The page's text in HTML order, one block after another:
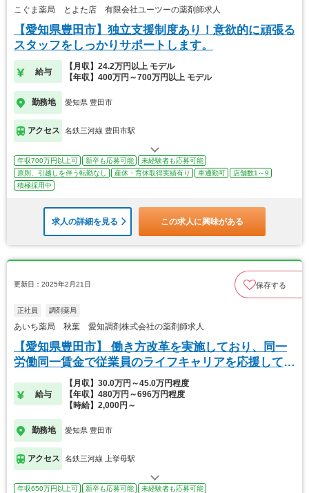
こぐま薬局 とよた店 有限会社ユーツーの薬剤師求人
【愛知県豊田市】独立支援制度あり！意欲的に頑張る
スタッフをしっかりサポートします。
給与
【月収】24.2万円以上 モデル
【年収】400万円～700万円以上 モデル
勤務地 愛知県 豊田市
アクセス 名鉄三河線 豊田市駅
年収700万円以上可 新卒も応募可能
未経験者も応募可能
原則、引越しを伴う転勤なし
産休・育休取得実績有り 車通勤可
店舗数1～9
積極採用中
求人の詳細を見る この求人に興味がある
更新日：2025年2月21日 保存する
正社員 調剤薬局
あいち薬局 秋葉 愛知調剤株式会社の薬剤師求人
【愛知県豊田市】 働き方改革を実施しており、同一
労働同一賃金で従業員のライフキャリアを応援してま
給与
【月収】30.0万円～45.0万円程度
【年収】480万円～696万円程度
【時給】2,000円～
勤務地 愛知県 豊田市
アクセス 名鉄三河線 上挙母駅
年収650万円以上可 新卒も応募可能
未経験者も応募可能